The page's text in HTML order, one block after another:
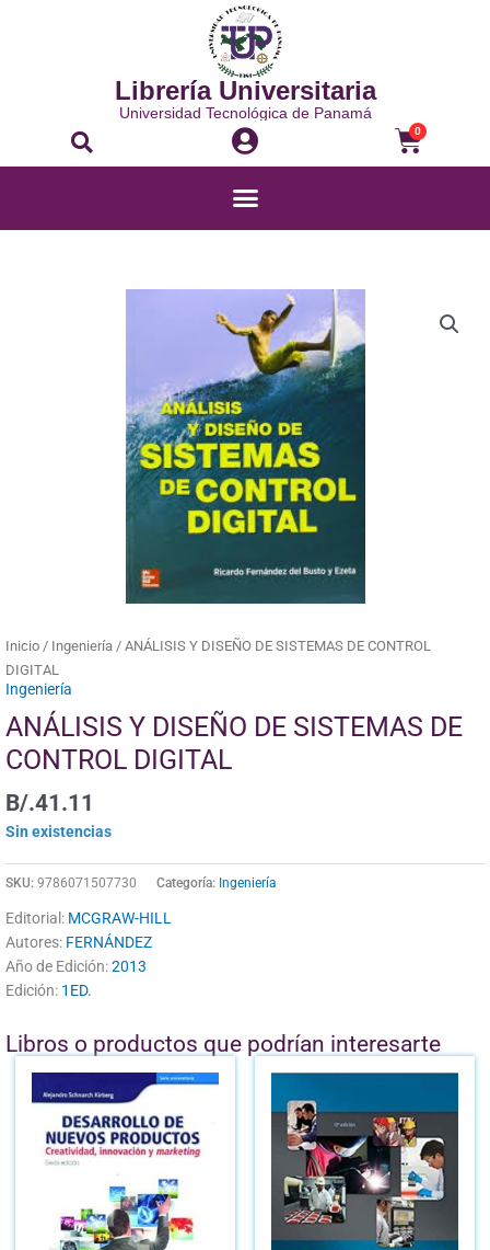
Librería Universitaria
Universidad Tecnológica de Panamá
Buscar 0
Carrito
Menú
Inicio / Ingeniería / ANÁLISIS Y DISEÑO DE SISTEMAS DE CONTROL
DIGITAL
Ingeniería
ANÁLISIS Y DISEÑO DE SISTEMAS DE
CONTROL DIGITAL
B/.41.11
Sin existencias
SKU: 9786071507730 Categoría: Ingeniería
Editorial: MCGRAW-HILL
Autores: FERNÁNDEZ
Año de Edición:2013
Edición: 1ED.
Libros o productos que podrían interesarte